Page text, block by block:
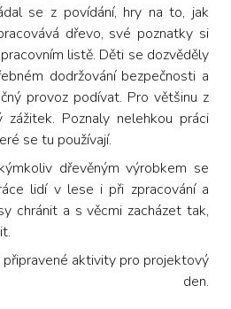
se z povídání, hry na to, jak
dřevo, své poznatky si
listě. Děti se dozvěděly
dodržování bezpečnosti a
provoz podívat. Pro většinu z
Poznaly nelehkou práci
se tu používají.
dřevěným výrobkem se
lidí v lese i při zpracování a
chránit a s věcmi zacházet tak,
připravené aktivity pro projektový
den.